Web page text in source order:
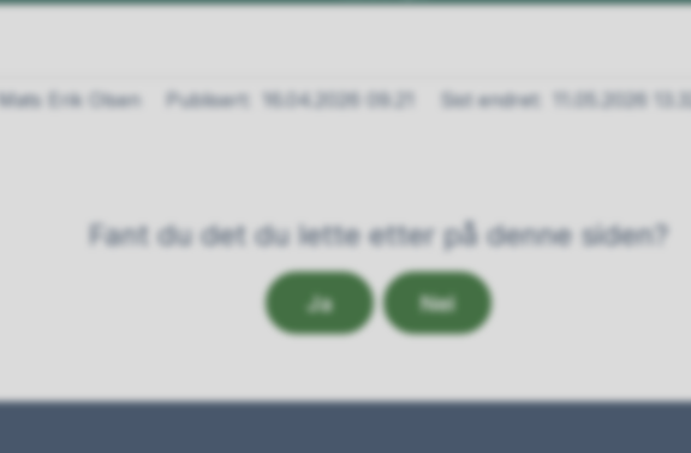
Mats Erik Olsen Publisert 16.04.2026 09.21 Sist endret 11.05.2026 13.32
Fant du det du lette etter på denne siden?
Ja Nei